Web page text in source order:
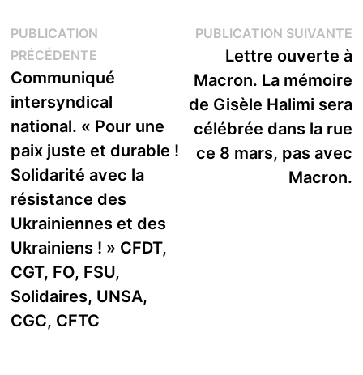
Navigation
de
l’article
PUBLICATION
PRÉCÉDENTEPublication
précédente :
Communiqué
intersyndical
national. « Pour une
paix juste et durable !
Solidarité avec la
résistance des
Ukrainiennes et des
Ukrainiens ! » CFDT,
CGT, FO, FSU,
Solidaires, UNSA,
CGC, CFTC
PUBLICATION SUIVANTE
Lettre ouverte à
Macron. La mémoire
de Gisèle Halimi sera
célébrée dans la rue
ce 8 mars, pas avec
Macron.